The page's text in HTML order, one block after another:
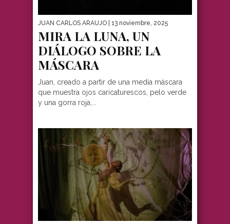
JUAN CARLOS ARAUJO | 13 noviembre, 2025
MIRA LA LUNA, UN
DIÁLOGO SOBRE LA
MÁSCARA
Juan, creado a partir de una media máscara
que muestra ojos caricaturescos, pelo verde
y una gorra roja,...